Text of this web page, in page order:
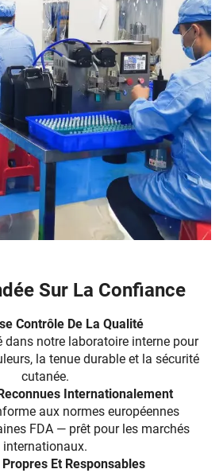
Sur La Confiance
Contrôle De La Qualité
dans notre laboratoire interne pour
la tenue durable et la sécurité
cutanée.
Internationalement
aux normes européennes
FDA — prêt pour les marchés
internationaux.
Et Responsables